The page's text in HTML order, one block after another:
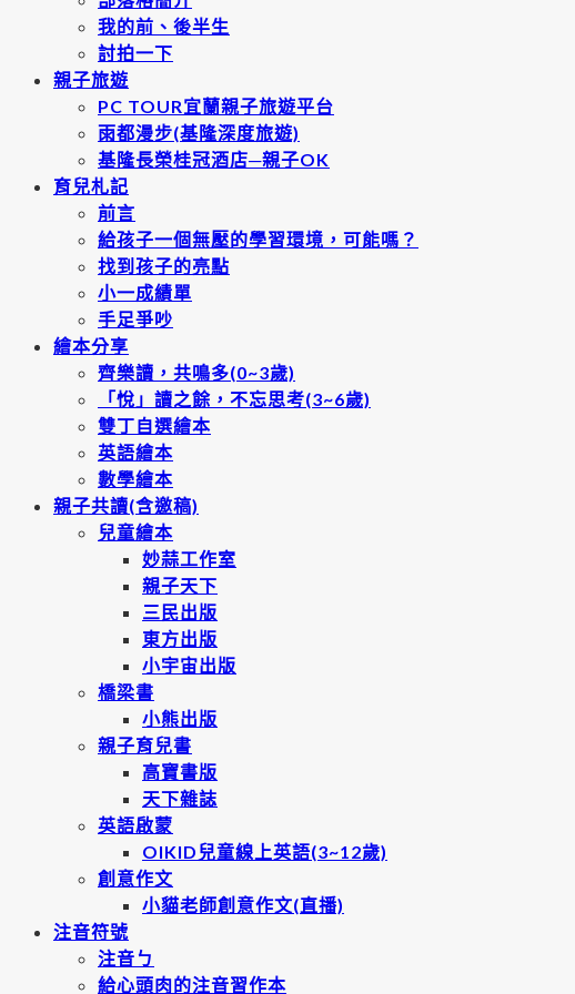
我的前、後半生
討拍一下
親子旅遊
PC TOUR宜蘭親子旅遊平台
雨都漫步(基隆深度旅遊)
基隆長榮桂冠酒店─親子OK
育兒札記
前言
給孩子一個無壓的學習環境，可能嗎？
找到孩子的亮點
小一成績單
手足爭吵
繪本分享
齊樂讀，共鳴多(0~3歲)
「悅」讀之餘，不忘思考(3~6歲)
雙丁自選繪本
英語繪本
數學繪本
親子共讀(含邀稿)
兒童繪本
妙蒜工作室
親子天下
三民出版
東方出版
小宇宙出版
橋梁書
小熊出版
親子育兒書
高寶書版
天下雜誌
英語啟蒙
OIKID兒童線上英語(3~12歲)
創意作文
小貓老師創意作文(直播)
注音符號
注音ㄅ
給心頭肉的注音習作本